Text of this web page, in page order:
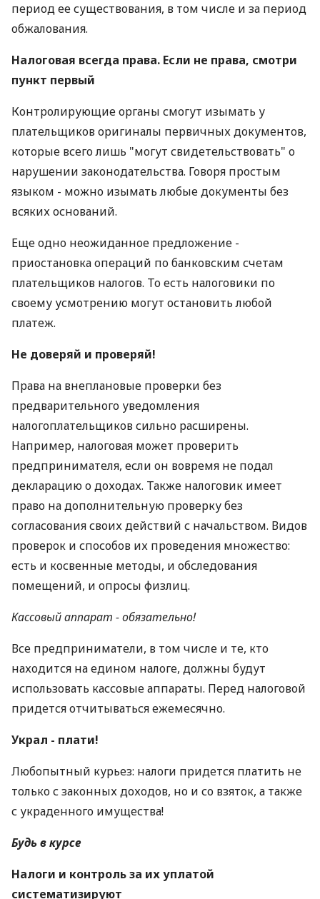
период ее существования, в том числе и за период
обжалования.
Налоговая всегда права. Если не права, смотри
пункт первый
Контролирующие органы смогут изымать у
плательщиков оригиналы первичных документов,
которые всего лишь "могут свидетельствовать" о
нарушении законодательства. Говоря простым
языком - можно изымать любые документы без
всяких оснований.
Еще одно неожиданное предложение -
приостановка операций по банковским счетам
плательщиков налогов. То есть налоговики по
своему усмотрению могут остановить любой
платеж.
Не доверяй и проверяй!
Права на внеплановые проверки без
предварительного уведомления
налогоплательщиков сильно расширены.
Например, налоговая может проверить
предпринимателя, если он вовремя не подал
декларацию о доходах. Также налоговик имеет
право на дополнительную проверку без
согласования своих действий с начальством. Видов
проверок и способов их проведения множество:
есть и косвенные методы, и обследования
помещений, и опросы физлиц.
Кассовый аппарат - обязательно!
Все предприниматели, в том числе и те, кто
находится на едином налоге, должны будут
использовать кассовые аппараты. Перед налоговой
придется отчитываться ежемесячно.
Украл - плати!
Любопытный курьез: налоги придется платить не
только с законных доходов, но и со взяток, а также
с украденного имущества!
Будь в курсе
Налоги и контроль за их уплатой
систематизируют